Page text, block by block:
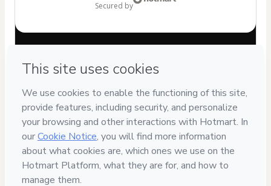
secured by
Can't complete this purchase? Please visit our Help Center
provide the code below:
Was your information autofill in?Click here to learn more.
By clicking 'Buy Now' I declare that I (i) understand that
Hotmart is processing this order on behalf of SOUZA E
responsibility for the content and/or control over it; (ii) agree
to Hotmart’sTerms of Use